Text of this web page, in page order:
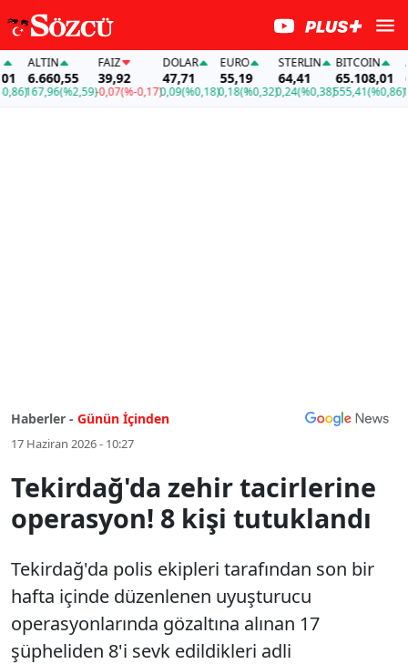
ALTIN
6.660,55
167,96(%2,59)
FAİZ
39,92
-0,07(%-0,17)
DOLAR
47,71
0,09(%0,18)
EURO
55,19
0,18(%0,32)
STERLIN
64,41
0,24(%0,38)
BITCOIN
65.108,01
555,41(%0,86)
Haberler - Günün İçinden
17 Haziran 2026 - 10:27
Tekirdağ'da zehir tacirlerine
operasyon! 8 kişi tutuklandı
Tekirdağ'da polis ekipleri tarafından son bir
hafta içinde düzenlenen uyuşturucu
operasyonlarında gözaltına alınan 17
şüpheliden 8'i sevk edildikleri adli